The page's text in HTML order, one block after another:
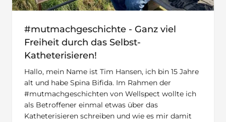
#mutmachgeschichte - Ganz viel
Freiheit durch das Selbst-
Katheterisieren!
Hallo, mein Name ist Tim Hansen, ich bin 15 Jahre
alt und habe Spina Bifida. Im Rahmen der
#mutmachgeschichten von Wellspect wollte ich
als Betroffener einmal etwas über das
Katheterisieren schreiben und wie es mir damit